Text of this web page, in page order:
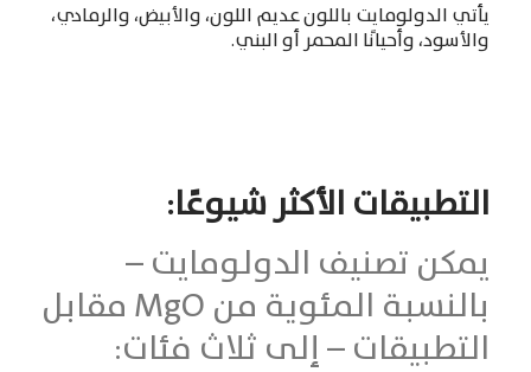
يأتي الدولومايت باللون عديم اللون، والأبيض، والرمادي،
والأسود، وأحيانًا المحمر أو البني.
التطبيقات الأكثر شيوعًا:
يمكن تصنيف الدولومايت –
بالنسبة المئوية من
مقابل
التطبيقات – إلى ثلاث فئات: